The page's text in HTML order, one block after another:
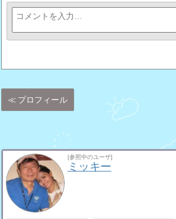
プロフィール
[参照中のユーザ]
ミッキー